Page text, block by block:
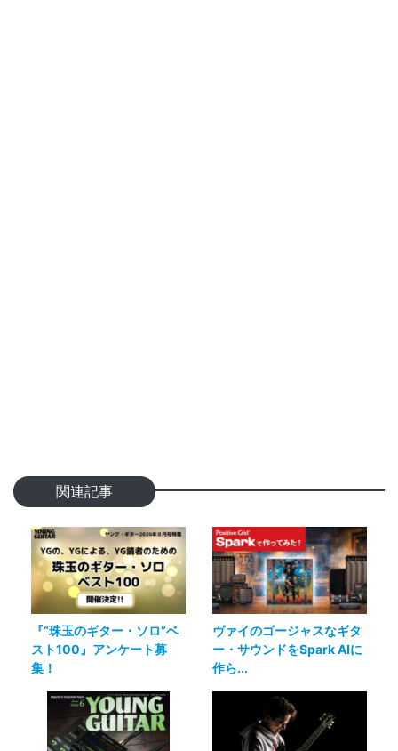
関連記事
『“珠玉のギター・ソロ”ベ
スト100』アンケート募
集！
ヴァイのゴージャスなギタ
ー・サウンドをSpark AIに
作ら...